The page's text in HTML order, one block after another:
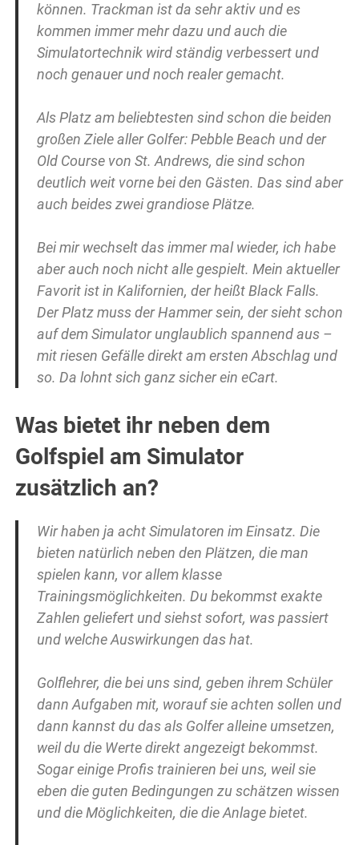
können. Trackman ist da sehr aktiv und es
kommen immer mehr dazu und auch die
Simulatortechnik wird ständig verbessert und
noch genauer und noch realer gemacht.
Als Platz am beliebtesten sind schon die beiden
großen Ziele aller Golfer: Pebble Beach und der
Old Course von St. Andrews, die sind schon
deutlich weit vorne bei den Gästen. Das sind aber
auch beides zwei grandiose Plätze.
Bei mir wechselt das immer mal wieder, ich habe
aber auch noch nicht alle gespielt. Mein aktueller
Favorit ist in Kalifornien, der heißt Black Falls.
Der Platz muss der Hammer sein, der sieht schon
auf dem Simulator unglaublich spannend aus –
mit riesen Gefälle direkt am ersten Abschlag und
so. Da lohnt sich ganz sicher ein eCart.
Was bietet ihr neben dem
Golfspiel am Simulator
zusätzlich an?
Wir haben ja acht Simulatoren im Einsatz. Die
bieten natürlich neben den Plätzen, die man
spielen kann, vor allem klasse
Trainingsmöglichkeiten. Du bekommst exakte
Zahlen geliefert und siehst sofort, was passiert
und welche Auswirkungen das hat.
Golflehrer, die bei uns sind, geben ihrem Schüler
dann Aufgaben mit, worauf sie achten sollen und
dann kannst du das als Golfer alleine umsetzen,
weil du die Werte direkt angezeigt bekommst.
Sogar einige Profis trainieren bei uns, weil sie
eben die guten Bedingungen zu schätzen wissen
und die Möglichkeiten, die die Anlage bietet.